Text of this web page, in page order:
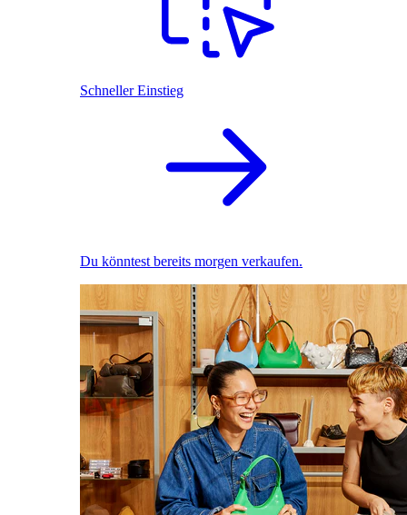
Schneller Einstieg
Du könntest bereits morgen verkaufen.